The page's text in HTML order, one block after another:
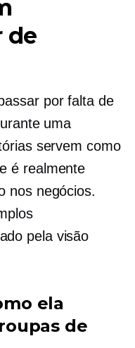
de
por falta de
uma
servem como
é realmente
nos negócios.
pela visão
ela
de